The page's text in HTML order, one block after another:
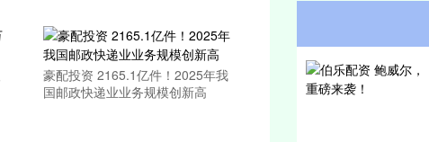
豪配投资 2165.1亿件！2025年我
国邮政快递业业务规模创新高